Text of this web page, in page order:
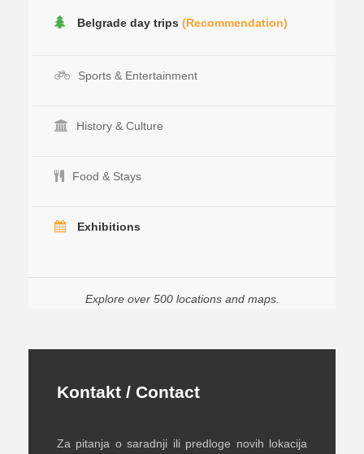
Belgrade day trips (Recommendation)
Sports & Entertainment
History & Culture
Food & Stays
Exhibitions
Explore over 500 locations and maps.
Kontakt / Contact
Za pitanja o saradnji ili predloge novih lokacija